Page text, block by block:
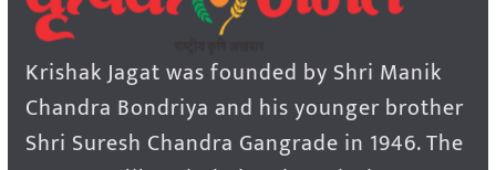
Krishak Jagat was founded by Shri Manik
Chandra Bondriya and his younger brother
Shri Suresh Chandra Gangrade in 1946. The